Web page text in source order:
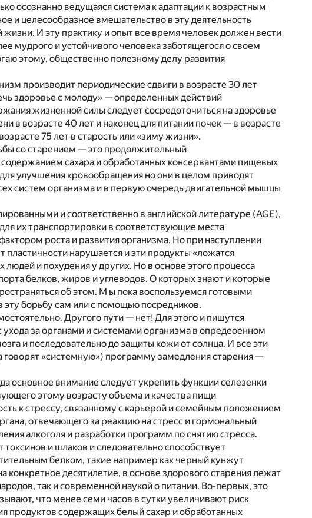
осознанно ведущаяся система к адаптации к возрастным
и целесообразное вмешательство в эту деятельность
И эту практику и опыт все время человек должен вести
мудрого и устойчивого человека заботящегося о своем
этому, общественно полезному делу развития
производит периодические сдвиги в возрасте 30 лет
здоровье с молоду» — определенных действий
жизненной силы следует сосредоточиться на здоровье
в возрасте 40 лет и наконец для питании почек — в возрасте
75 лет в старость или «зиму жизни».
со старением — это продолжительный
сахара и обработанных консервантами пищевых
улучшения кровообращения но они в целом приводят
систем организма и в первую очередь двигательной мышцы
и соответственно в английской литературе (AGE),
их транспортировки в соответствующие места
роста и развития организма. Но при наступлении
нарушается и эти продукты «ложатся
и похудения у других. Но в основе этого процесса
белков, жиров и углеводов. О которых знают и которые
об этом. М ы пока воспользуемся готовыми
эту борьбу сам или с помощью посредников.
Другого пути — нет! Для этого и пишутся
за органами и системами организма в опредеоенном
и последовательно до защиты кожи от солнца. И все эти
«системную») программу замедления старения —
основное внимание следует укрепить функции селезенки
этому возрасту объема и качества пищи
к стрессу, связанному с карьерой и семейным положением
отвечающего за реакцию на стресс и гормональный
алкоголя и разработки программ по снятию стресса.
и шлаков и следовательно способствует
белком, такие например как черный кунжут
десятилетие, в основе здорового старения лежат
так и современной наукой о питании. Во-первых, это
что менее семи часов в сутки увеличивают риск
продуктов содержащих белый сахар и обработанных